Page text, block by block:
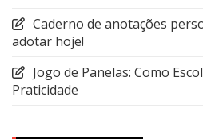
Caderno de anotações
adotar hoje!
Jogo de Panelas: Como
Praticidade